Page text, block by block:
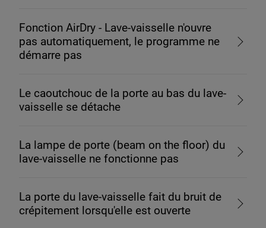
Fonction AirDry - Lave-vaisselle n'ouvre
pas automatiquement, le programme ne
démarre pas
Le caoutchouc de la porte au bas du lave-
vaisselle se détache
La lampe de porte (beam on the floor) du
lave-vaisselle ne fonctionne pas
La porte du lave-vaisselle fait du bruit de
crépitement lorsqu'elle est ouverte